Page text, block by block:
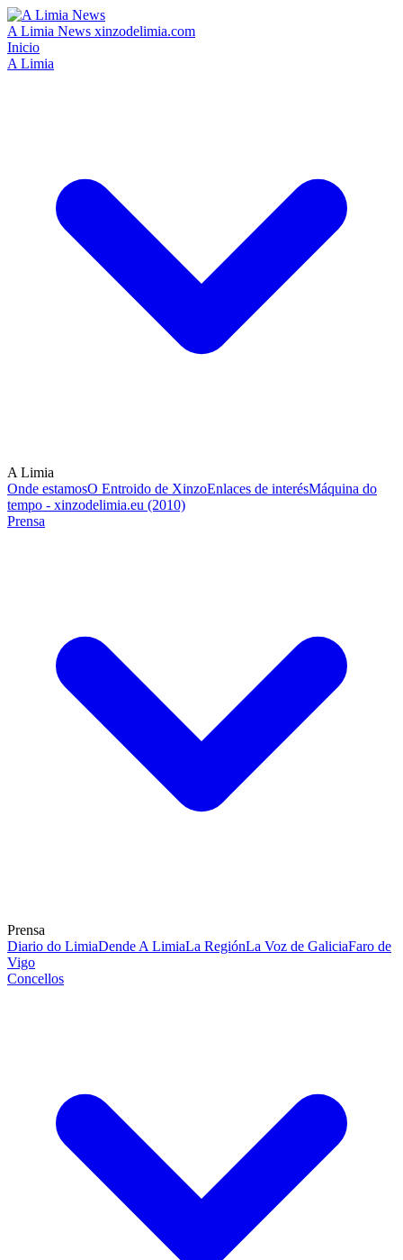
A Limia News xinzodelimia.com
Inicio
A Limia
A Limia
Onde estamosO Entroido de XinzoEnlaces de interésMáquina do
tempo - xinzodelimia.eu (2010)
Prensa
Prensa
Diario do LimiaDende A LimiaLa RegiónLa Voz de GaliciaFaro de
Vigo
Concellos